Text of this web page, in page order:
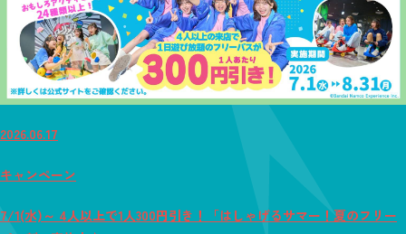
2026.06.17
キャンペーン
7/1(水)～ 4人以上で1人300円引き！「はしゃげるサマー！夏のフリー